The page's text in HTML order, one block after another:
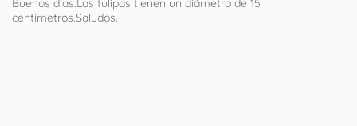
Buenos días:Las tulipas tienen un diámetro de 15
centímetros.Saludos.